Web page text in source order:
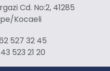
Cd. No:2, 41285
Kocaeli
527 32 45
523 21 20